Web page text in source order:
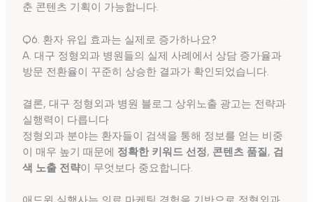
춘 콘텐츠 기획이 가능합니다.
Q6. 환자 유입 효과는 실제로 증가하나요?
A. 대구 정형외과 병원들의 실제 사례에서 상담 증가율과
방문 전환율이 꾸준히 상승한 결과가 확인되었습니다.
결론, 대구 정형외과 병원 블로그 상위노출 광고는 전략과
실행력이 다릅니다
정형외과 분야는 환자들이 검색을 통해 정보를 얻는 비중
이 매우 높기 때문에 정확한 키워드 선정, 콘텐츠 품질, 검
색 노출 전략이 무엇보다 중요합니다.